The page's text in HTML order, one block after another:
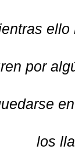
ello
por
los